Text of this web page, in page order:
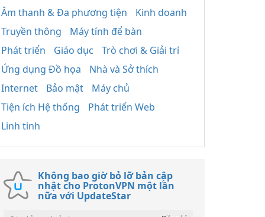
Âm thanh & Đa phương tiện
Kinh doanh
Truyền thông
Máy tính để bàn
Phát triển
Giáo dục
Trò chơi & Giải trí
Ứng dụng Đồ họa
Nhà và Sở thích
Internet
Bảo mật
Máy chủ
Tiện ích Hệ thống
Phát triển Web
Linh tinh
Không bao giờ bỏ lỡ bản cập
nhật cho ProtonVPN một lần
nữa với UpdateStar